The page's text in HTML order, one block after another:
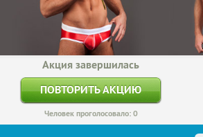
Акция завершилась
ПОВТОРИТЬ АКЦИЮ
Человек проголосовало: 0